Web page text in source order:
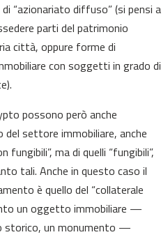
“azionariato diffuso” (si pensi a
parti del patrimonio
città, oppure forme di
con soggetti in grado di
possono però anche
del settore immobiliare, anche
fungibili”, ma di quelli “fungibili”,
tali. Anche in questo caso il
è quello del “collaterale
un oggetto immobiliare —
storico, un monumento —